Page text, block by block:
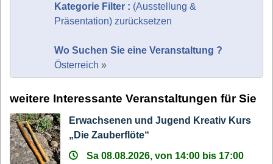
Kategorie Filter : (Ausstellung &
Präsentation) zurücksetzen
Wo Suchen Sie eine Veranstaltung ?
Österreich »
weitere Interessante Veranstaltungen für Sie
Erwachsenen und Jugend Kreativ Kurs
„Die Zauberflöte“
Sa 08.08.2026, von 14:00 bis 17:00